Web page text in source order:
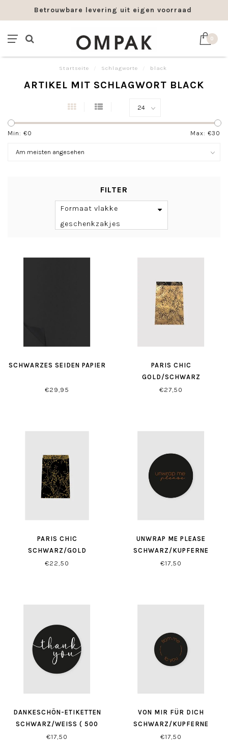
Betrouwbare levering uit eigen voorraad
0
Startseite Schlagworte black
ARTIKEL MIT SCHLAGWORT BLACK
Min: €0 Max: €30
FILTER
Formaat vlakke
geschenkzakjes
SCHWARZES SEIDEN PAPIER
€29,95
PARIS CHIC
GOLD/SCHWARZ
GESCHENKTÜTEN
€27,50
PARIS CHIC
SCHWARZ/GOLD
GESCHENKTŸTEN
€22,50
UNWRAP ME PLEASE
SCHWARZ/KUPFERNE
ETIKETTEN ( 500 STÜCK)
€17,50
DANKESCHÖN-ETIKETTEN
SCHWARZ/WEISS ( 500 S
TÜCK)
€17,50
VON MIR FÜR DICH
SCHWARZ/KUPFERNE
ETIKETTEN XS ( 500 STÜCK)
€17,50